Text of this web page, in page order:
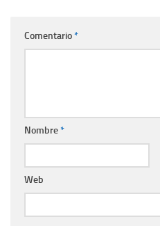
Comentario*
Nombre*
Web